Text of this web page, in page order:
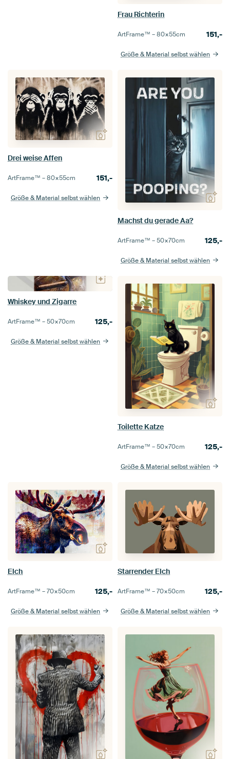
Frau Richterin
ArtFrame™ –80×55cm 151,-
Größe & Material selbst wählen
Drei weise Affen
ArtFrame™ –80×55cm 151,-
Größe & Material selbst wählen
Machst du gerade Aa?
ArtFrame™ –50×70cm 125,-
Größe & Material selbst wählen
Whiskey und Zigarre
ArtFrame™ –50×70cm 125,-
Größe & Material selbst wählen
Toilette Katze
ArtFrame™ –50×70cm 125,-
Größe & Material selbst wählen
Elch
ArtFrame™ –70×50cm 125,-
Größe & Material selbst wählen
Starrender Elch
ArtFrame™ –70×50cm 125,-
Größe & Material selbst wählen